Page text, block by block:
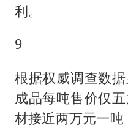
利。
9
根据权威调查数
成品每吨售价仅
材接近两万元一